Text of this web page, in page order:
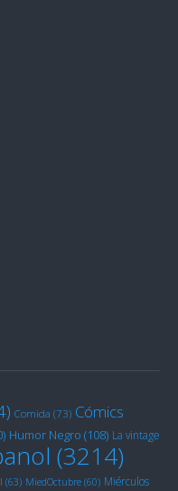
Comida (73) Cómics
Humor Negro (108) La vintage
(3214)
(63) MiedOctubre (60) Miérculos